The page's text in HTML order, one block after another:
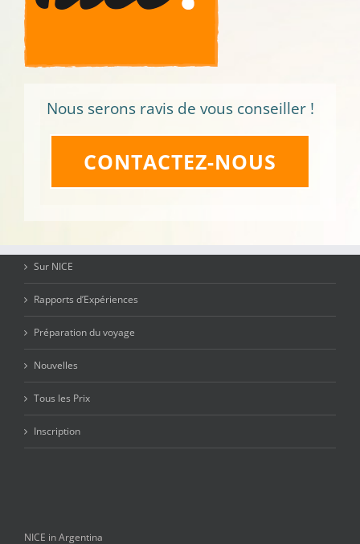
Nous serons ravis de vous conseiller !
CONTACTEZ-NOUS
Sur NICE
Rapports d’Expériences
Préparation du voyage
Nouvelles
Tous les Prix
Inscription
NICE in Argentina